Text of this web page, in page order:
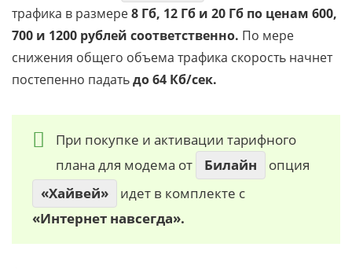
трафика в размере8 Гб, 12 Гб и 20 Гб по ценам 600,
700 и 1200 рублей соответственно. По мере
снижения общего объема трафика скорость начнет
постепенно падатьдо 64 Кб/сек.
При покупке и активации тарифного
плана для модема от
Билайн
опция
«Хайвей»
идет в комплекте с
«Интернет навсегда».